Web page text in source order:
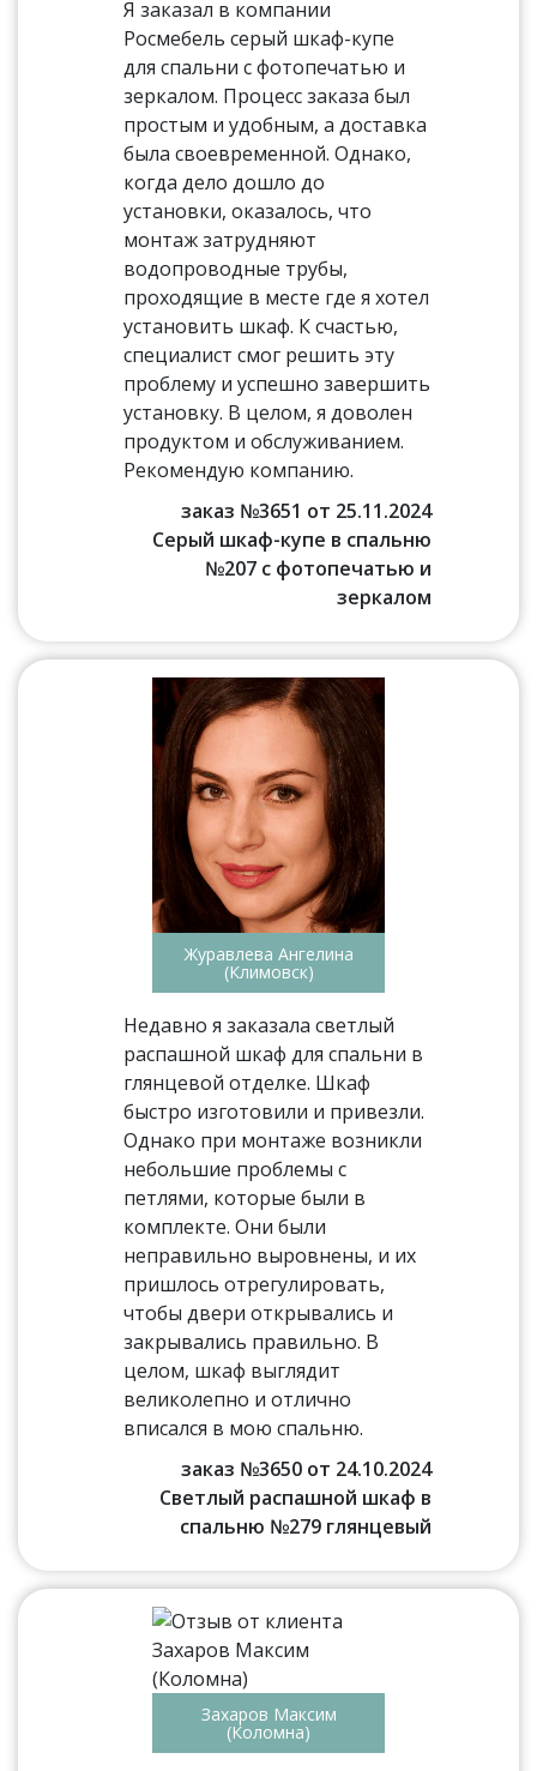
Я заказал в компании
Росмебель серый шкаф-купе
для спальни с фотопечатью и
зеркалом. Процесс заказа был
простым и удобным, а доставка
была своевременной. Однако,
когда дело дошло до
установки, оказалось, что
монтаж затрудняют
водопроводные трубы,
проходящие в месте где я хотел
установить шкаф. К счастью,
специалист смог решить эту
проблему и успешно завершить
установку. В целом, я доволен
продуктом и обслуживанием.
Рекомендую компанию.
заказ №3651 от 25.11.2024
Серый шкаф-купе в спальню
№207 с фотопечатью и
зеркалом
Журавлева Ангелина
(Климовск)
Недавно я заказала светлый
распашной шкаф для спальни в
глянцевой отделке. Шкаф
быстро изготовили и привезли.
Однако при монтаже возникли
небольшие проблемы с
петлями, которые были в
комплекте. Они были
неправильно выровнены, и их
пришлось отрегулировать,
чтобы двери открывались и
закрывались правильно. В
целом, шкаф выглядит
великолепно и отлично
вписался в мою спальню.
заказ №3650 от 24.10.2024
Светлый распашной шкаф в
спальню №279 глянцевый
Захаров Максим
(Коломна)